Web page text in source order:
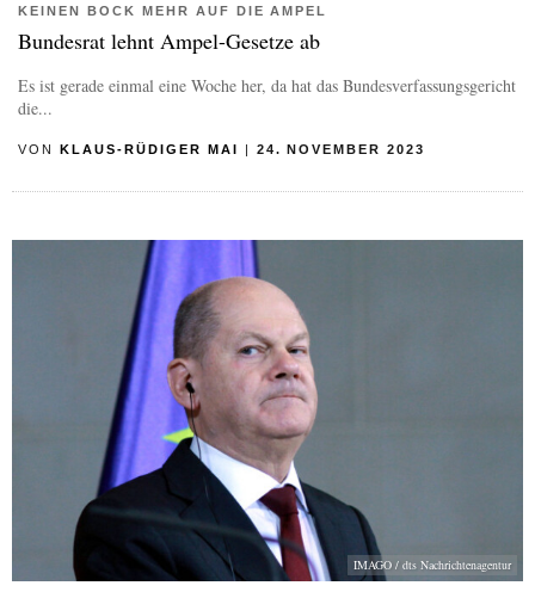
KEINEN BOCK MEHR AUF DIE AMPEL
Bundesrat lehnt Ampel-Gesetze ab
Es ist gerade einmal eine Woche her, da hat das Bundesverfassungsgericht
die...
VON KLAUS-RÜDIGER MAI 24. NOVEMBER 2023
IMAGO / dts Nachrichtenagentur